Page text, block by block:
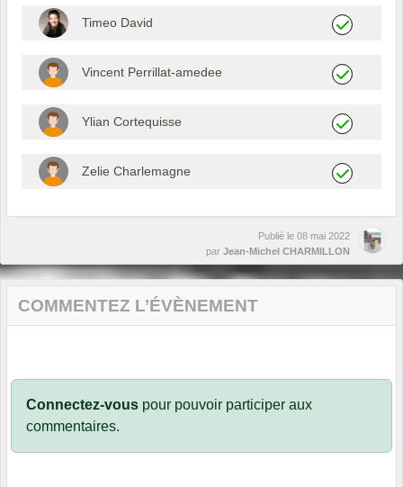
Timeo David
Vincent Perrillat-amedee
Ylian Cortequisse
Zelie Charlemagne
Publié le 08 mai 2022
par Jean-Michel CHARMILLON
COMMENTEZ L’ÉVÈNEMENT
Connectez-vous pour pouvoir participer aux
commentaires.